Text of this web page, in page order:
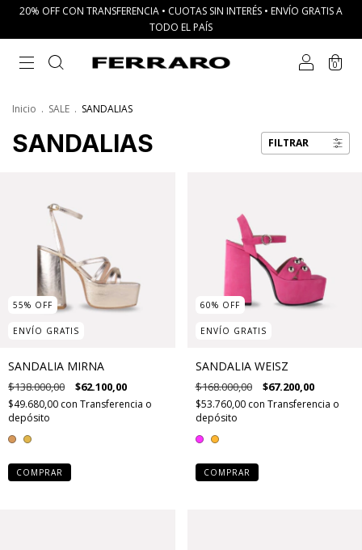
20% OFF CON TRANSFERENCIA • CUOTAS SIN INTERÉS • ENVÍO GRATIS A
TODO EL PAÍS
0
Inicio . SALE . SANDALIAS
SANDALIAS FILTRAR
55% OFF
ENVÍO GRATIS
SANDALIA MIRNA
$138.000,00 $62.100,00
$49.680,00 con Transferencia o
depósito
COMPRAR
60% OFF
ENVÍO GRATIS
SANDALIA WEISZ
$168.000,00 $67.200,00
$53.760,00 con Transferencia o
depósito
COMPRAR